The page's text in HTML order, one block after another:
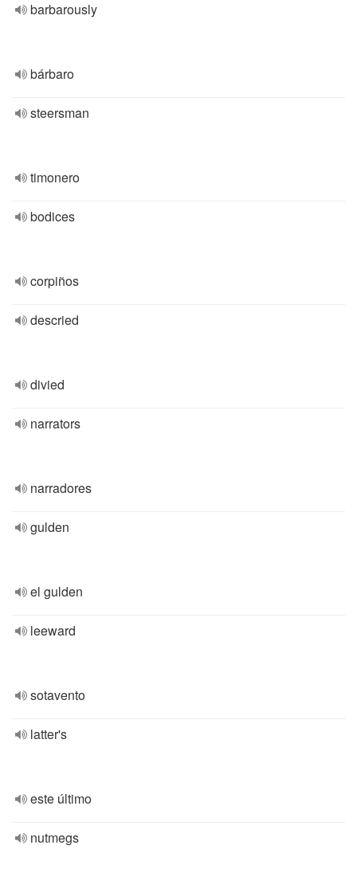
barbarously
bárbaro
steersman
timonero
bodices
corpiños
descried
divied
narrators
narradores
gulden
el gulden
leeward
sotavento
latter's
este último
nutmegs